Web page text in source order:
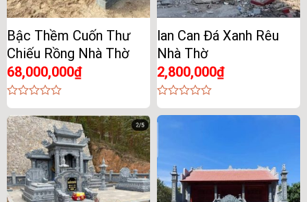
Bậc Thềm Cuốn Thư
Chiếu Rồng Nhà Thờ
68,000,000₫
0
out
of
5
lan Can Đá Xanh Rêu
Nhà Thờ
2,800,000₫
0
out